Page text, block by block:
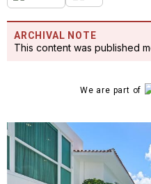
ARCHIVAL NOTE
This content was published
We are part of